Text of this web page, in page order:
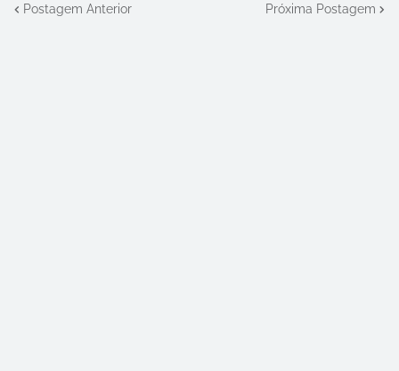
Postagem Anterior Próxima Postagem